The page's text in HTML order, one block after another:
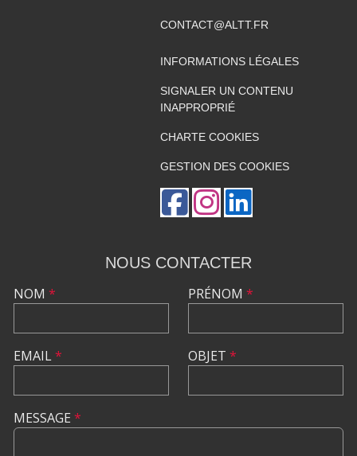
CONTACT@ALTT.FR
INFORMATIONS LÉGALES
SIGNALER UN CONTENU
INAPPROPRIÉ
CHARTE COOKIES
GESTION DES COOKIES
NOUS CONTACTER
NOM *
EMAIL*
PRÉNOM *
OBJET *
MESSAGE *